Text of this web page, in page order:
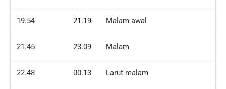
19.54 21.19 Malam awal
21.45 23.09 Malam
22.48 00.13 Larut malam